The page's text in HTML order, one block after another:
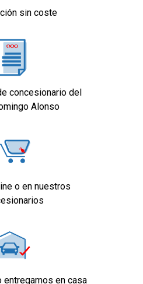
sin coste
concesionario del
Alonso
o en nuestros
entregamos en casa